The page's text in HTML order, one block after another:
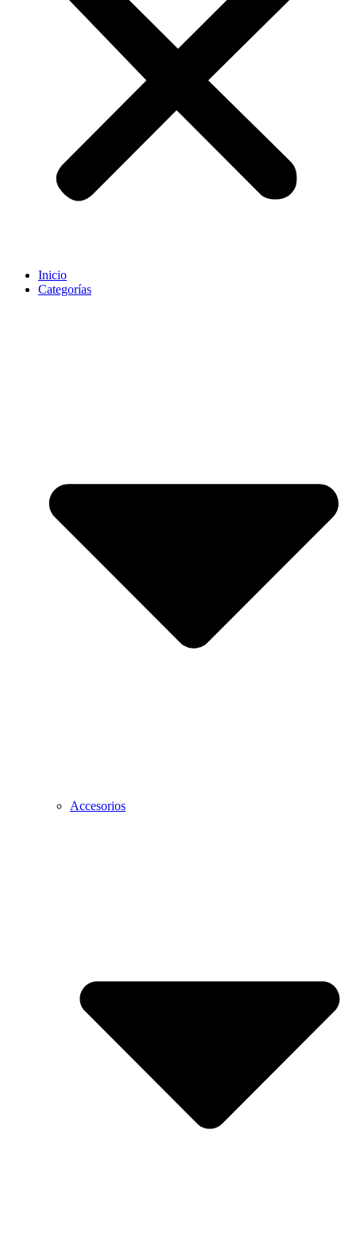
Inicio
Categorías
Accesorios